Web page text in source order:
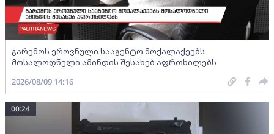
გარემოს ეროვნული სააგენტო მოქალაქეებს
მოსალოდნელი ამინდის შესახებ აფრთხილებს
2026/08/09 14:16
00:24